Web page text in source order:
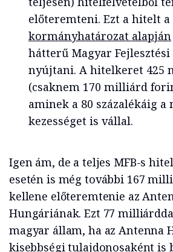
előteremteni. Ezt a hitelt a
kormányhatározat alapján
hátterű Magyar Fejlesztési
nyújtani. A hitelkeret 425
(csaknem 170 milliárd
aminek a 80 százalékáig
kezességet is vállal.
Igen ám, de a teljes MFB-s
esetén is még további 167
kellene előteremtenie az
Hungáriának. Ezt 77
magyar állam, ha az Antenna
kisebbségi tulajdonosaként is